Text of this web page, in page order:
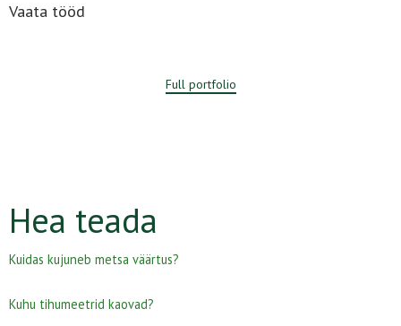
Vaata tööd
Full portfolio
Hea teada
Kuidas kujuneb metsa väärtus?
Kuhu tihumeetrid kaovad?